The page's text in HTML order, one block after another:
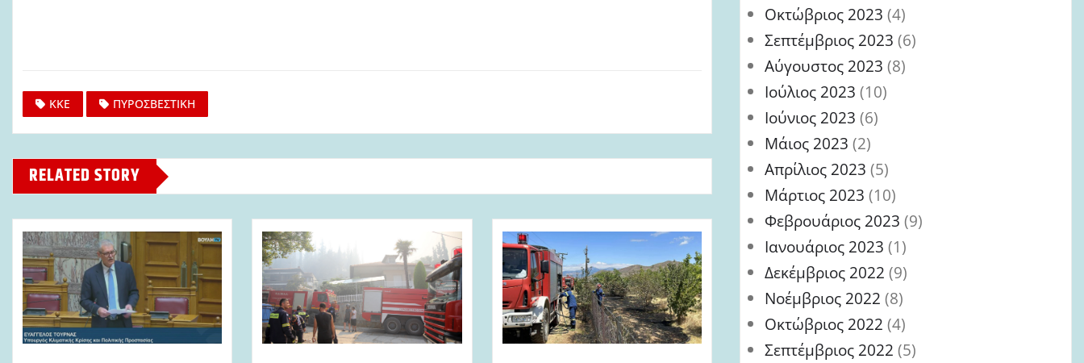
ΚΚΕ ΠΥΡΟΣΒΕΣΤΙΚΗ
RELATED STORY
Οκτώβριος 2023 (4)
Σεπτέμβριος 2023 (6)
Αύγουστος 2023 (8)
Ιούλιος 2023 (10)
Ιούνιος 2023 (6)
Μάιος 2023 (2)
Απρίλιος 2023 (5)
Μάρτιος 2023 (10)
Φεβρουάριος 2023 (9)
Ιανουάριος 2023 (1)
Δεκέμβριος 2022 (9)
Νοέμβριος 2022 (8)
Οκτώβριος 2022 (4)
Σεπτέμβριος 2022 (5)